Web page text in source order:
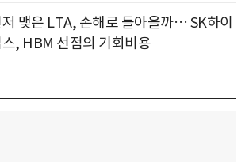
맺은 LTA, 손해로 돌아올까… SK하이
스, HBM 선점의 기회비용